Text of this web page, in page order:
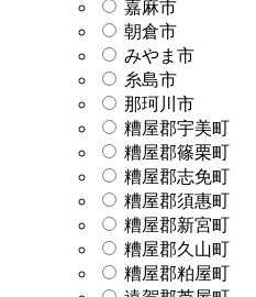
嘉麻市
朝倉市
みやま市
糸島市
那珂川市
糟屋郡宇美町
糟屋郡篠栗町
糟屋郡志免町
糟屋郡須惠町
糟屋郡新宮町
糟屋郡久山町
糟屋郡粕屋町